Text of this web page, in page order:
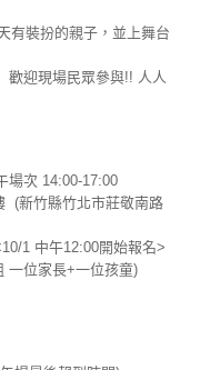
有裝扮的親子，並上舞台
歡迎現場民眾參與!! 人人
場次 14:00-17:00
(新竹縣竹北市莊敬南路
1 中午12:00開始報名>
一位家長+一位孩童)